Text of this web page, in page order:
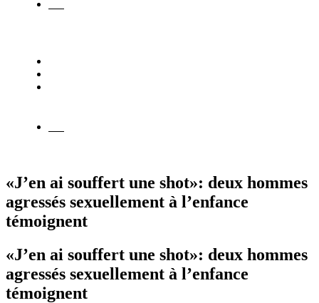
«J’en ai souffert une shot»: deux hommes
agressés sexuellement à l’enfance
témoignent
«J’en ai souffert une shot»: deux hommes
agressés sexuellement à l’enfance
témoignent